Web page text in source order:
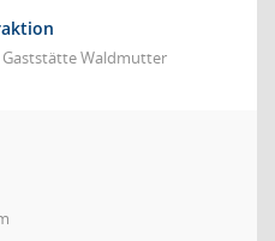
Waldmutter